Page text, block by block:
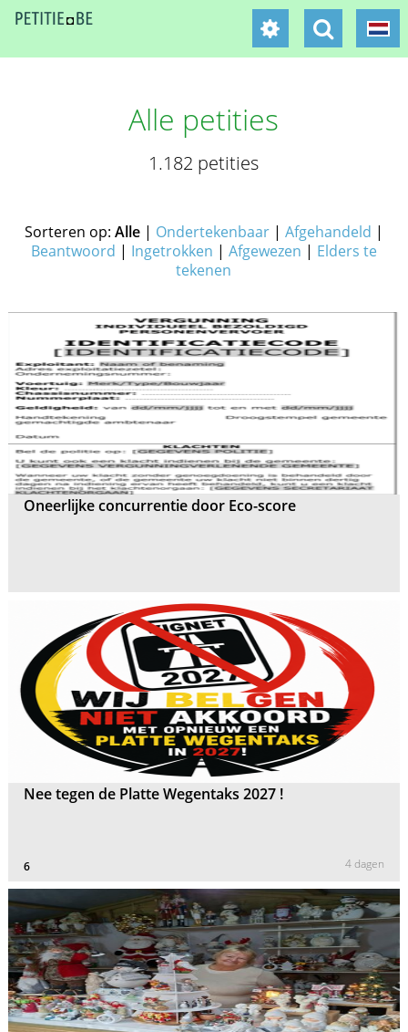
Alle petities
1.182 petities
Sorteren op: Alle| Ondertekenbaar| Afgehandeld |
Beantwoord | Ingetrokken | Afgewezen | Elders te
tekenen
Oneerlijke concurrentie door Eco-score
Nee tegen de Platte Wegentaks 2027 !
6 4 dagen